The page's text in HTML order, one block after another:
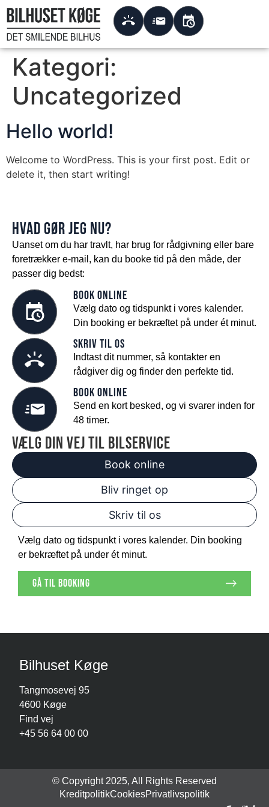
Kategori:
Uncategorized
Hello world!
Welcome to WordPress. This is your first post. Edit or
delete it, then start writing!
HVAD GØR JEG NU?
Uanset om du har travlt, har brug for rådgivning eller bare
foretrækker e-mail, kan du booke tid på den måde, der
passer dig bedst:
Book online
Vælg dato og tidspunkt i vores kalender.
Din booking er bekræftet på under ét minut.
Skriv til os
Indtast dit nummer, så kontakter en
rådgiver dig og finder den perfekte tid.
Book online
Send en kort besked, og vi svarer inden for
48 timer.
vælg din vej til bilservice
Book online
Bliv ringet op
Skriv til os
Vælg dato og tidspunkt i vores kalender. Din booking
er bekræftet på under ét minut.
gå til booking
Bilhuset Køge
Tangmosevej 95
4600 Køge
Find vej
+45 56 64 00 00
© Copyright 2025, All Rights Reserved
KreditpolitikCookiesPrivatlivspolitik